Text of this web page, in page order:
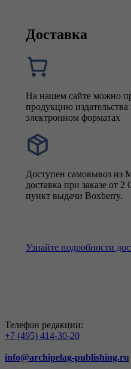
Доставка
На нашем сайте можно
продукцию
электронном форматах
Доступен самовывоз из
доставка при заказе от
пункт выдачи Boxberry.
Узнайте подробности
Телефон редакции:
+7 (495) 414-30-20
info@archipelag-publishing.ru